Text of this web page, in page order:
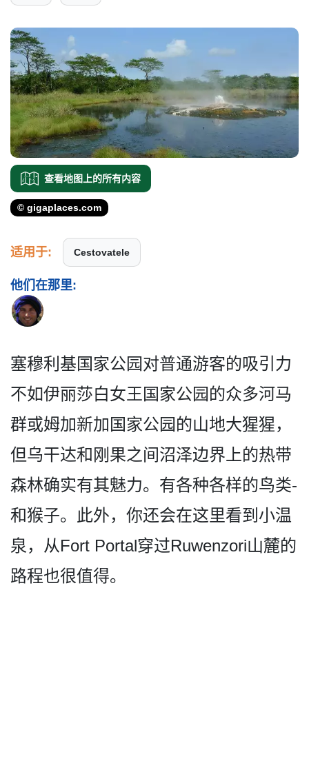
查看地图上的所有内容
© gigaplaces.com
适用于: Cestovatele
他们在那里:
塞穆利基国家公园对普通游客­的吸引力
不如伊丽莎白女王国家公园的众多河马
群或姆­加新加国家公园的山地大猩猩，
但乌干达和刚果之间沼­泽边界上的热带
森林确实有其魅力。有各种各样的鸟类­
和猴子。此外，你还会在这里看到小温
泉，从Fort Portal穿过Ruwen­zori山麓的
路程也很值得。